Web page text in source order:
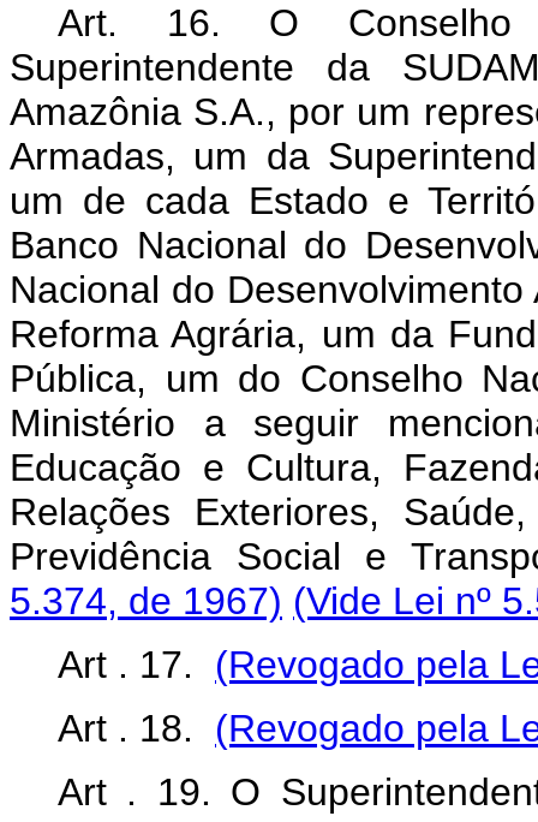
Art. 16. O Conselho
Superintendente da
Amazônia S.A., por um
Armadas, um da
um de cada Estado e
Banco Nacional do
Nacional do
Reforma Agrária, um da
Pública, um do Conselho
Ministério a seguir
Educação e Cultura,
Relações Exteriores,
Previdência Social e
5.374, de 1967) (Vide Lei nº
Art . 17. (Revogado pela
Art . 18. (Revogado pela
Art . 19. O